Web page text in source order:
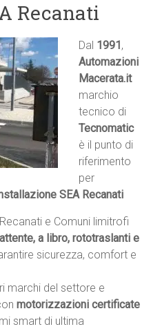
Recanati
Dal 1991 ,
Automazioni
Macerata.it
marchio
tecnico di
Tecnomatic
è il punto di
riferimento
per
SEA Recanati
e Comuni limitrofi
a libro, rototraslanti e
sicurezza, comfort e
marchi del settore e
motorizzazioni certificate
smart di ultima